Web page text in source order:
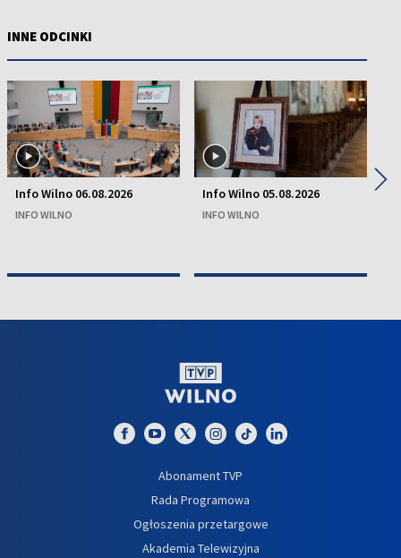
INNE ODCINKI
Info Wilno 06.08.2026
INFO WILNO
Info Wilno 05.08.2026
INFO WILNO
▶
Abonament TVP
Rada Programowa
Ogłoszenia przetargowe
Akademia Telewizyjna